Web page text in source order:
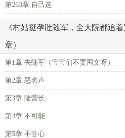
第263章 自己选
《村姑挺孕肚随军，全大院都追
章）
第1章 去随军（宝宝们不要囤文呀）
第2章 恶名声
第3章 陆营长
第4章 不可能
第5章 不甘心